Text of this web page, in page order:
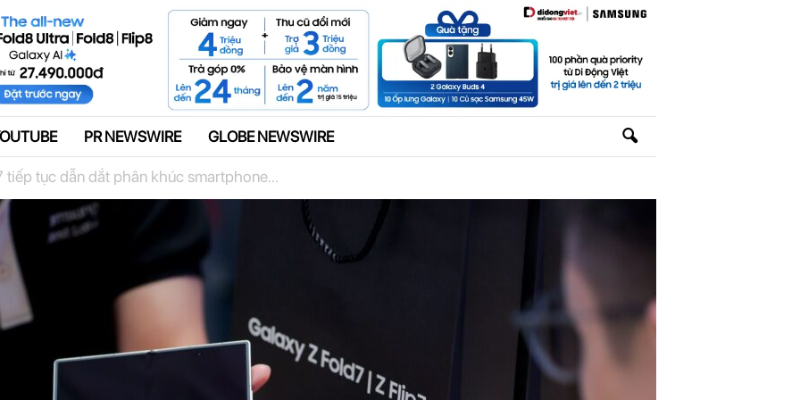
Quảng cáo
PR NEWSWIRE GLOBE NEWSWIRE
tục dẫn dắt phân khúc smartphone...